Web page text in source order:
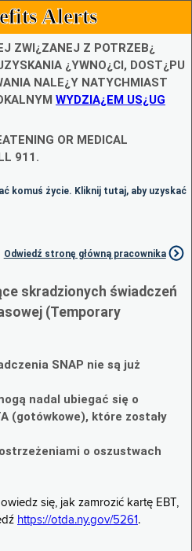
Alerts
ZWI¿ZANEJ Z POTRZEB¿
¿YWNO¿CI, DOST¿PU
NALE¿Y NATYCHMIAST
WYDZIA¿EM US¿UG
OR MEDICAL
911.
komuś życie. Kliknij tutaj, aby uzyskać
Odwiedź stronę główną pracownika
skradzionych świadczeń
(Temporary
SNAP nie są już
nadal ubiegać się o
(gotówkowe), które zostały
o oszustwach
się, jak zamrozić kartę EBT,
https://otda.ny.gov/5261 .